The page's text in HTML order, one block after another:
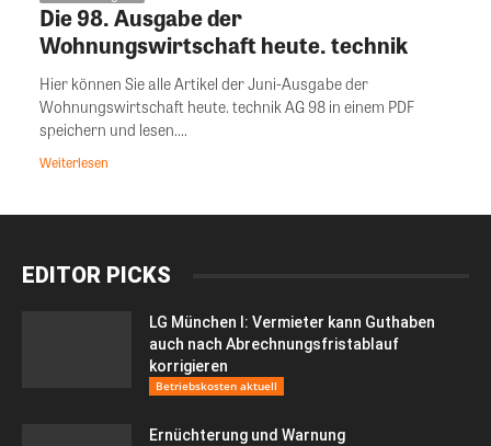
Die 98. Ausgabe der
Wohnungswirtschaft heute. technik
Hier können Sie alle Artikel der Juni-Ausgabe der
Wohnungswirtschaft heute. technik AG 98 in einem PDF
speichern und lesen....
Weiterlesen
EDITOR PICKS
LG München I: Vermieter kann Guthaben
auch nach Abrechnungsfristablauf
korrigieren
Betriebskosten aktuell
Ernüchterung und Warnung